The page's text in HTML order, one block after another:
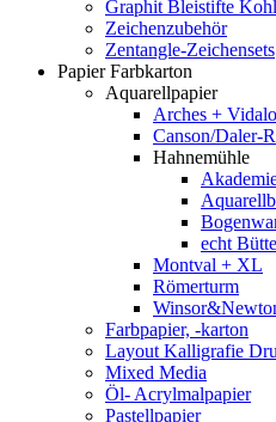
Graphit Bleistifte
Zeichenzubehör
Zentangle-Zeichensets
Papier Farbkarton
Aquarellpapier
Arches +
Canson/Daler-
Hahnemühle
echt
Montval + XL
Römerturm
Farbpapier, -karton
Layout Kalligrafie
Mixed Media
Öl- Acrylmalpapier
Pastellpapier